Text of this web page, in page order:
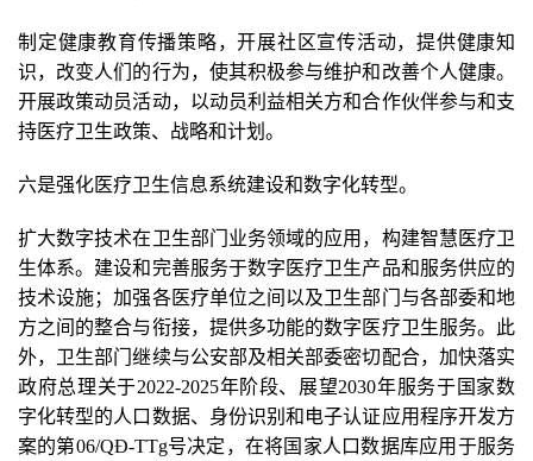
制定健康教育传播策略，开展社区宣传活动，提供健康知
识，改变人们的行为，使其积极参与维护和改善个人健康。
开展政策动员活动，以动员利益相关方和合作伙伴参与和支
持医疗卫生政策、战略和计划。
六是强化医疗卫生信息系统建设和数字化转型。
扩大数字技术在卫生部门业务领域的应用，构建智慧医疗卫
生体系。建设和完善服务于数字医疗卫生产品和服务供应的
技术设施；加强各医疗单位之间以及卫生部门与各部委和地
方之间的整合与衔接，提供多功能的数字医疗卫生服务。此
外，卫生部门继续与公安部及相关部委密切配合，加快落实
政府总理关于2022-2025年阶段、展望2030年服务于国家数
字化转型的人口数据、身份识别和电子认证应用程序开发方
案的第06/QĐ-TTg号决定，在将国家人口数据库应用于服务